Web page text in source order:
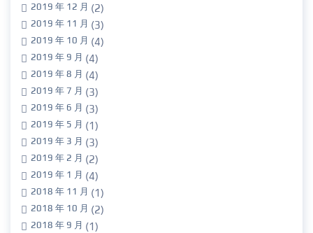
2019 年 12 月 (2)
2019 年 11 月 (3)
2019 年 10 月 (4)
2019 年 9 月 (4)
2019 年 8 月 (4)
2019 年 7 月 (3)
2019 年 6 月 (3)
2019 年 5 月 (1)
2019 年 3 月 (3)
2019 年 2 月 (2)
2019 年 1 月 (4)
2018 年 11 月 (1)
2018 年 10 月 (2)
2018 年 9 月 (1)